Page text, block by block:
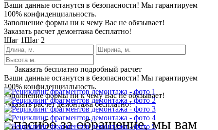
Ваши данные останутся в безопасности! Мы гарантируем
100% конфиденциальность.
Заполнение формы ни к чему Вас не обязывает!
Заказать расчет демонтажа бесплатно!
Шаг 1Шаг 2
Заказать бесплатно подробный расчет
Ваши данные останутся в безопасности! Мы гарантируем
100% конфиденциальность.
Заполнение формы ни к чему Вас не обязывает!
Заказать расчет демонтажа бесплатно!
Спасибо за обращение, мы вам